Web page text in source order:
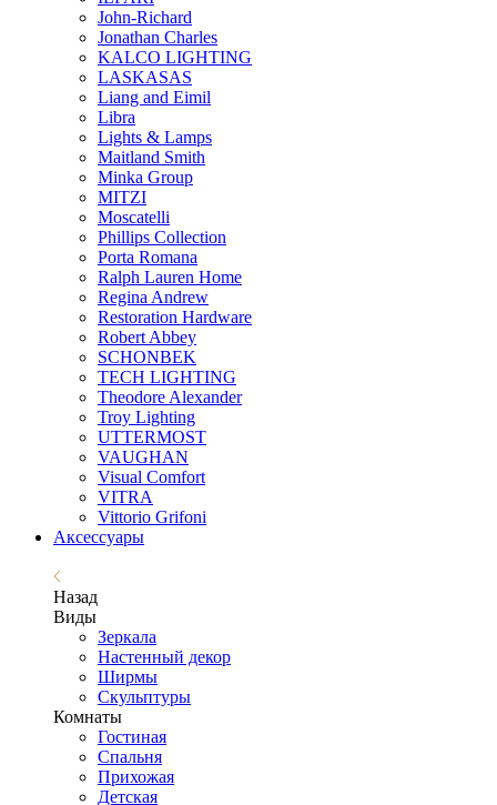
John-Richard
Jonathan Charles
KALCO LIGHTING
LASKASAS
Liang and Eimil
Libra
Lights & Lamps
Maitland Smith
Minka Group
MITZI
Moscatelli
Phillips Collection
Porta Romana
Ralph Lauren Home
Regina Andrew
Restoration Hardware
Robert Abbey
SCHONBEK
TECH LIGHTING
Theodore Alexander
Troy Lighting
UTTERMOST
VAUGHAN
Visual Comfort
VITRA
Vittorio Grifoni
Аксессуары
Назад
Виды
Зеркала
Настенный декор
Ширмы
Скульптуры
Комнаты
Гостиная
Спальня
Прихожая
Детская